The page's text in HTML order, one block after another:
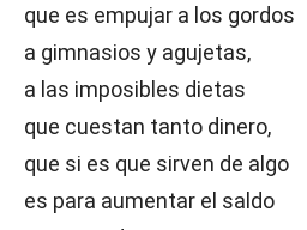
que es empujar a los gordos
a gimnasios y agujetas,
a las imposibles dietas
que cuestan tanto dinero,
que si es que sirven de algo
es para aumentar el saldo